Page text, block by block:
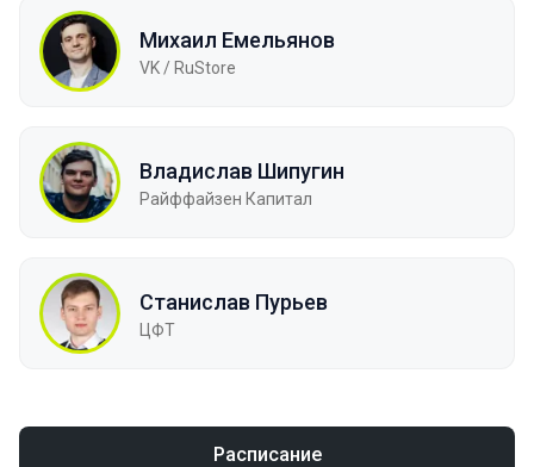
Михаил Емельянов
VK / RuStore
Владислав Шипугин
Райффайзен Капитал
Станислав Пурьев
ЦФТ
Расписание